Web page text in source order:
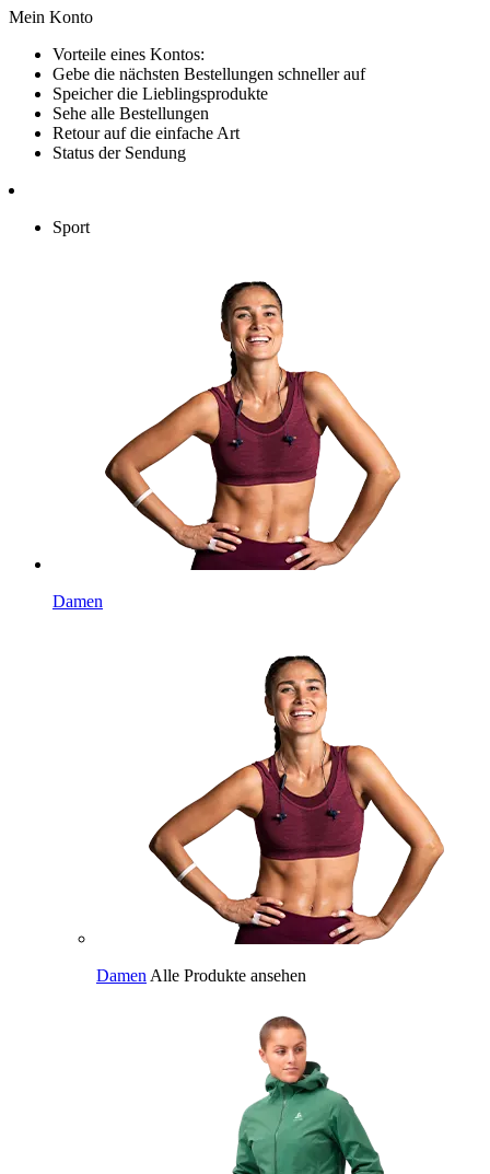
Mein Konto
Vorteile eines Kontos:
Gebe die nächsten Bestellungen schneller auf
Speicher die Lieblingsprodukte
Sehe alle Bestellungen
Retour auf die einfache Art
Status der Sendung
Sport
Damen
Damen Alle Produkte ansehen